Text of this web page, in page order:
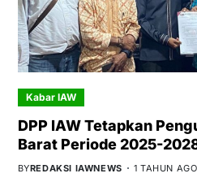
Kabar IAW
DPP IAW Tetapkan
Barat Periode 2025-
BYREDAKSI IAWNEWS 1 TAHUN AGO